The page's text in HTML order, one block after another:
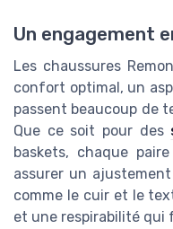
Un engagement
Les chaussures
confort optimal, un
passent beaucoup de
Que ce soit pour des
baskets, chaque
assurer un
comme le cuir et le
et une respirabilité qui